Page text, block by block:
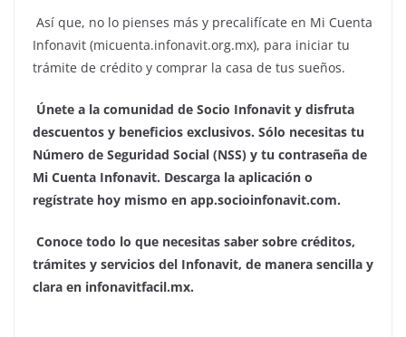
Así que, no lo pienses más y precalifícate en Mi Cuenta
Infonavit (micuenta.infonavit.org.mx), para iniciar tu
trámite de crédito y comprar la casa de tus sueños.
Únete a la comunidad de Socio Infonavit y disfruta
descuentos y beneficios exclusivos. Sólo necesitas tu
Número de Seguridad Social (NSS) y tu contraseña de
Mi Cuenta Infonavit. Descarga la aplicación o
regístrate hoy mismo en app.socioinfonavit.com.
Conoce todo lo que necesitas saber sobre créditos,
trámites y servicios del Infonavit, de manera sencilla y
clara en infonavitfacil.mx.